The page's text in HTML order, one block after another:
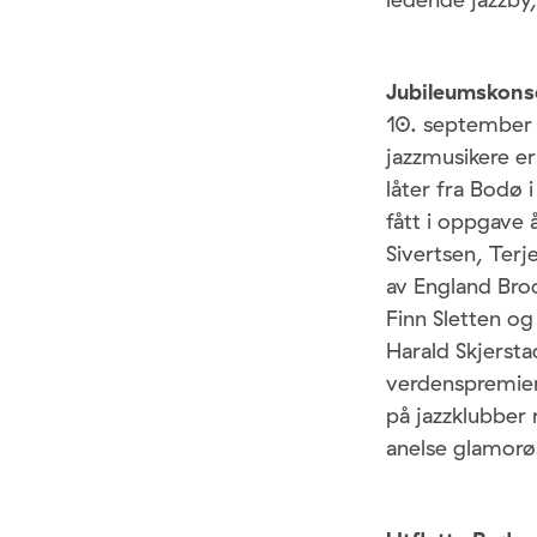
10. september
jazzmusikere
låter fra Bodø
fått i oppgave
Sivertsen,
av England
Finn Sletten
Harald
på
anelse